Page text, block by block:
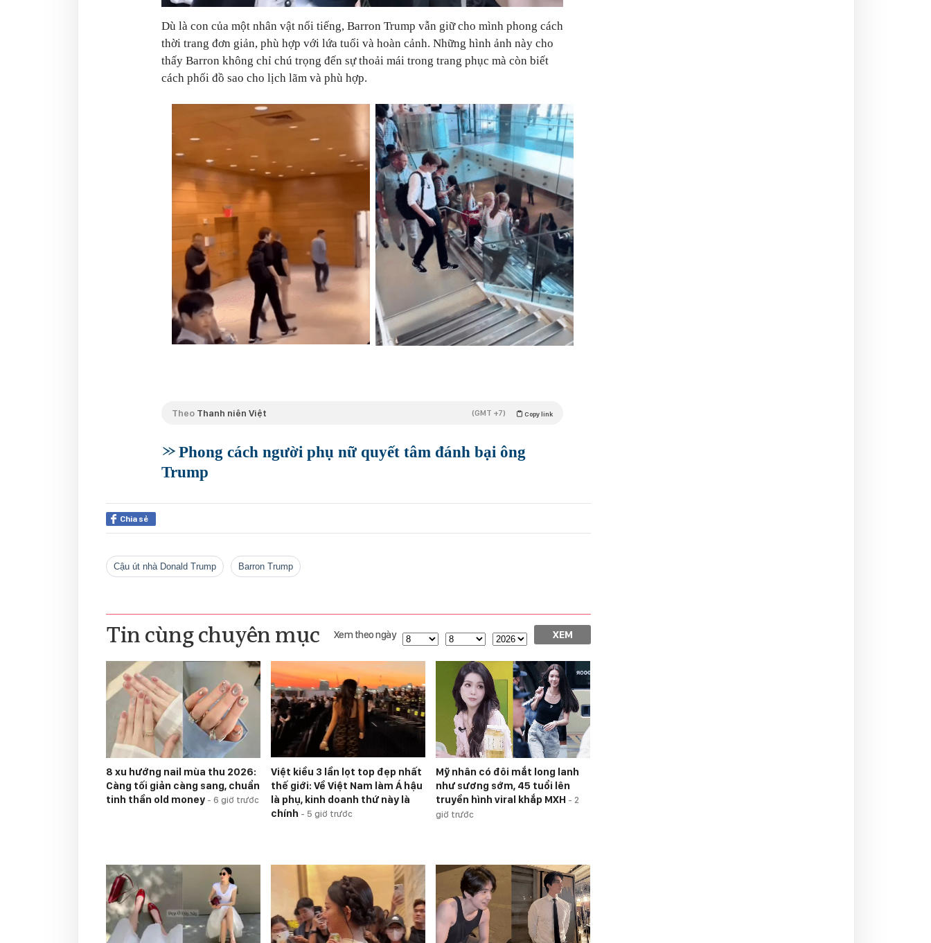
Dù là con của một nhân vật nổi tiếng, Barron Trump vẫn giữ cho mình phong cách
thời trang đơn giản, phù hợp với lứa tuổi và hoàn cảnh. Những hình ảnh này cho
thấy Barron không chỉ chú trọng đến sự thoải mái trong trang phục mà còn biết
cách phối đồ sao cho lịch lãm và phù hợp.
Theo Thanh niên Việt Copy link
(GMT +7)
Phong cách người phụ nữ quyết tâm đánh bại ông
Trump
Chia sẻ
Cậu út nhà Donald Trump Barron Trump
Tin cùng chuyên mục Xem theo ngày XEM
8 xu hướng nail mùa thu 2026:
Càng tối giản càng sang, chuẩn
tinh thần old money - 6 giờ trước
Việt kiều 3 lần lọt top đẹp nhất
thế giới: Về Việt Nam làm Á hậu
là phụ, kinh doanh thứ này là
chính - 5 giờ trước
Mỹ nhân có đôi mắt long lanh
như sương sớm, 45 tuổi lên
truyền hình viral khắp MXH - 2
giờ trước